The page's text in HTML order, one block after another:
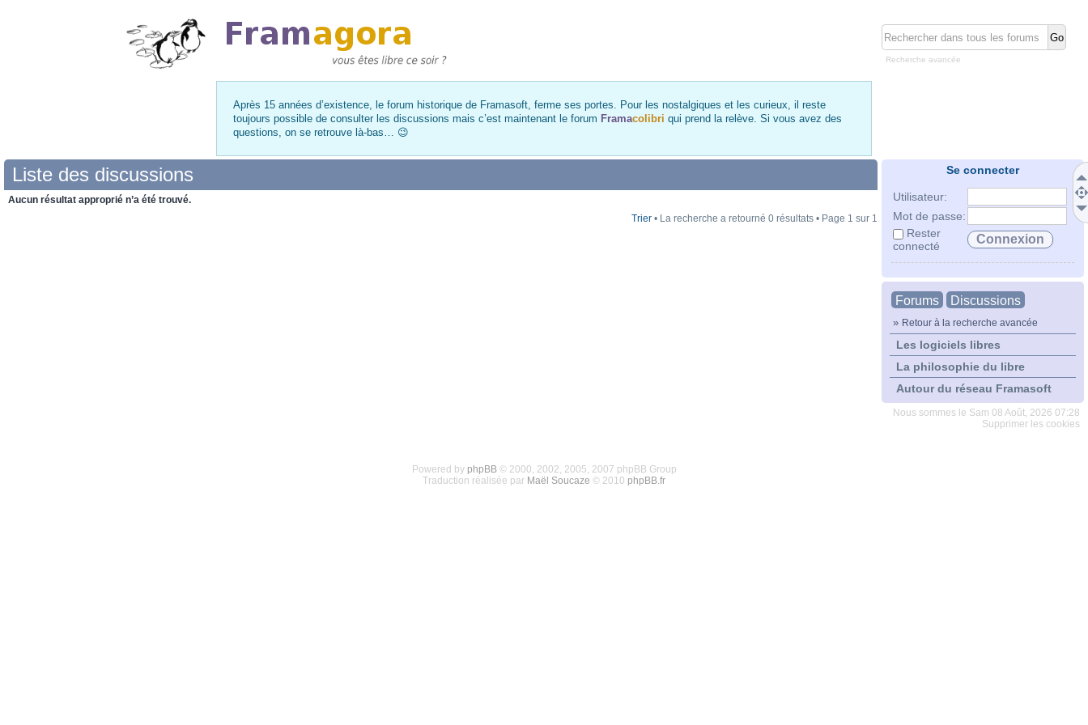
Recherche avancée
Après 15 années d’existence, le forum historique de Framasoft, ferme ses portes. Pour les nostalgiques et les curieux, il reste
toujours possible de consulter les discussions mais c’est maintenant le forum Framacolibri qui prend la relève. Si vous avez des
questions, on se retrouve là-bas… 😉
Se connecter
Utilisateur:
Mot de passe:
Rester
connecté
Forums Discussions
» Retour à la recherche avancée
Les logiciels libres
La philosophie du libre
Autour du réseau Framasoft
Nous sommes le Sam 08 Août, 2026 07:28
Supprimer les cookies
Liste des discussions
Aucun résultat approprié n’a été trouvé.
Trier • La recherche a retourné 0 résultats • Page 1 sur 1
Powered by phpBB© 2000, 2002, 2005, 2007 phpBB Group
Traduction réalisée par Maël Soucaze © 2010 phpBB.fr